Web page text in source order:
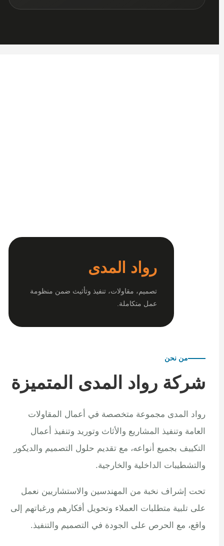
رواد المدى
تصميم، مقاولات، تنفيذ وتأثيث ضمن منظومة
عمل متكاملة.
من نحن
شركة رواد المدى المتميزة
رواد المدى مجموعة متخصصة في أعمال المقاولات
العامة وتنفيذ المشاريع والأثاث وتوريد وتنفيذ أعمال
التكييف بجميع أنواعه، مع تقديم حلول التصميم والديكور
والتشطيبات الداخلية والخارجية.
تحت إشراف نخبة من المهندسين والاستشاريين نعمل
على تلبية متطلبات العملاء وتحويل أفكارهم ورغباتهم إلى
واقع، مع الحرص على الجودة في التصميم والتنفيذ.